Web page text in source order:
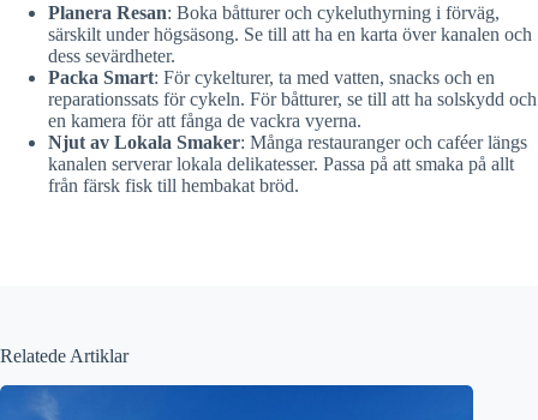
Planera Resan: Boka båtturer och cykeluthyrning i förväg,
särskilt under högsäsong. Se till att ha en karta över kanalen och
dess sevärdheter.
Packa Smart: För cykelturer, ta med vatten, snacks och en
reparationssats för cykeln. För båtturer, se till att ha solskydd och
en kamera för att fånga de vackra vyerna.
Njut av Lokala Smaker: Många restauranger och caféer längs
kanalen serverar lokala delikatesser. Passa på att smaka på allt
från färsk fisk till hembakat bröd.
Relatede Artiklar